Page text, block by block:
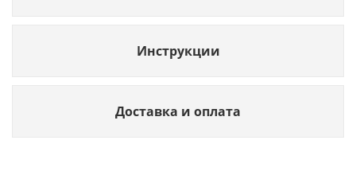
Инструкции
Доставка и оплата